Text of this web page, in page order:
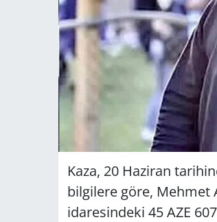
Kaza, 20 Haziran
bilgilere göre, Mehmet
idaresindeki 45 AZE